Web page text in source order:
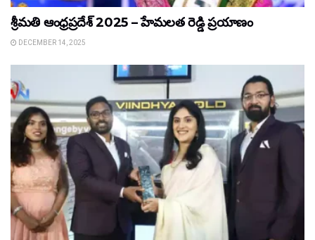
శ్రీమతి ఆంధ్రప్రదేశ్ 2025 – హేమలత రెడ్డి ప్రయాణం
DECEMBER 14, 2025